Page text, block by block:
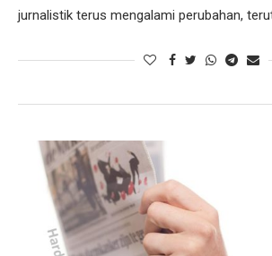
jurnalistik terus mengalami perubahan,